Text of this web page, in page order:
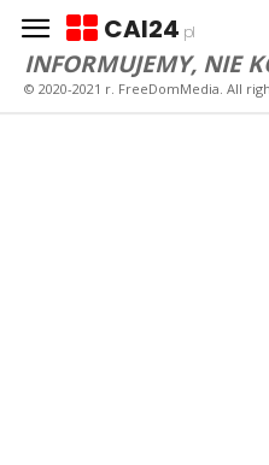
CAI24 pl
INFORMUJEMY, NIE
© 2020-2021 r. FreeDomMedia. All